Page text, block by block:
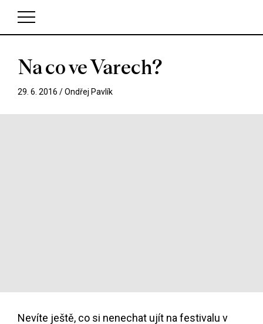
V košíku zatím nemáte žádné položky.
Na co ve Varech?
29. 6. 2016 /Ondřej Pavlík
Nevíte ještě, co si nenechat ujít na festivalu v